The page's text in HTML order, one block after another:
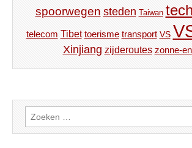
spoorwegen steden Taiwan
telecom Tibet toerisme transport VS
Xinjiang zijderoutes zonne-
Zoeken
naar: